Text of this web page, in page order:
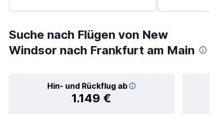
Suche nach Flügen von New
Windsor nach Frankfurt am Main
Hin- und Rückflug ab
1.149 €